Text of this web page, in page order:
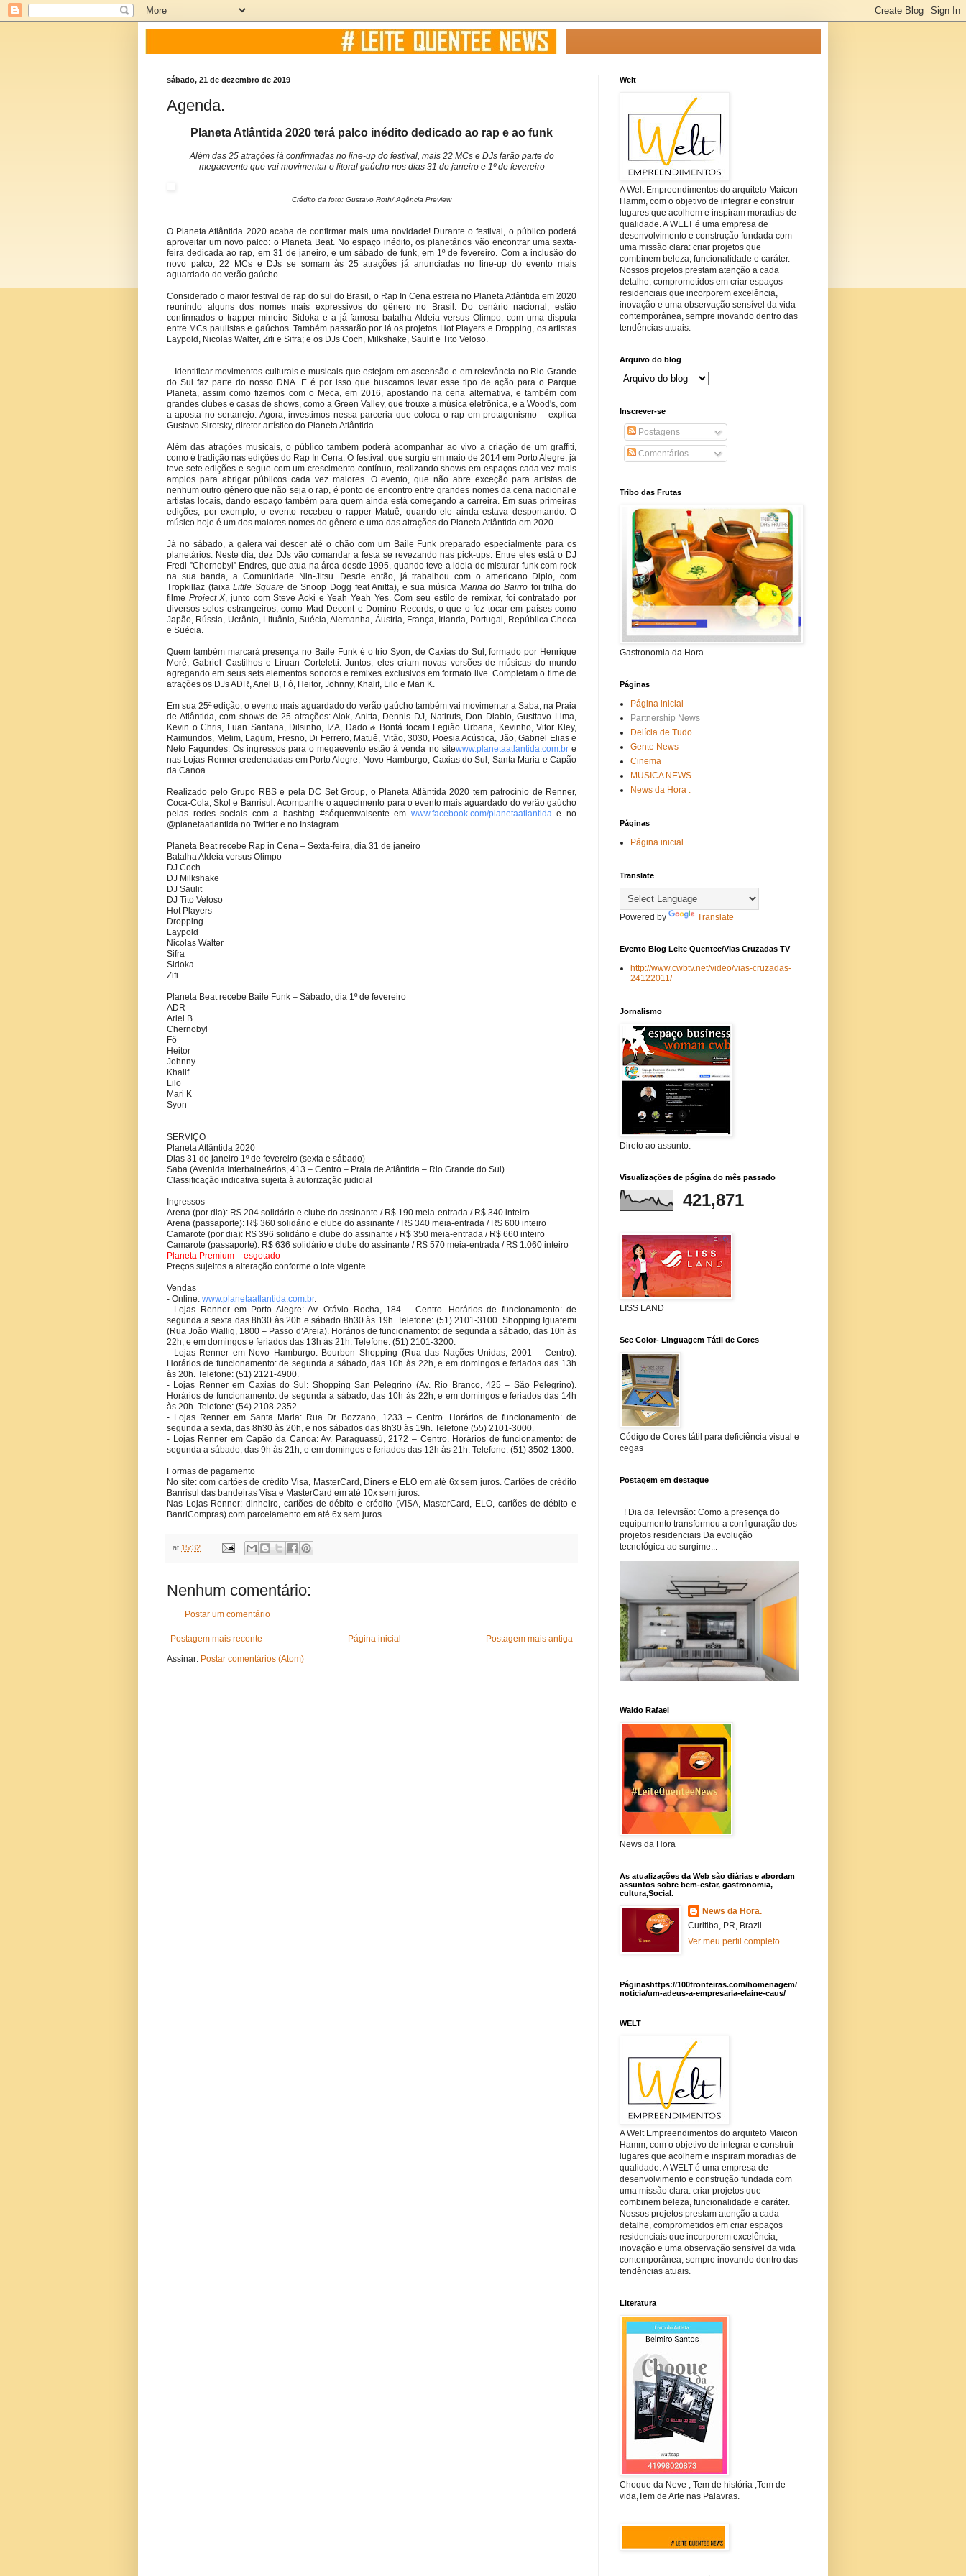
sábado, 21 de dezembro de 2019
Agenda.
Planeta Atlântida 2020 terá palco inédito dedicado ao rap e ao funk
Além das 25 atrações já confirmadas no line-up do festival, mais 22 MCs e DJs farão parte do
megaevento que vai movimentar o litoral gaúcho nos dias 31 de janeiro e 1º de fevereiro
Crédito da foto: Gustavo Roth/ Agência Preview
O Planeta Atlântida 2020 acaba de confirmar mais uma novidade! Durante o festival, o público poderá
aproveitar um novo palco: o Planeta Beat. No espaço inédito, os planetários vão encontrar uma sexta-
feira dedicada ao rap, em 31 de janeiro, e um sábado de funk, em 1º de fevereiro. Com a inclusão do
novo palco, 22 MCs e DJs se somam às 25 atrações já anunciadas no line-up do evento mais
aguardado do verão gaúcho.
Considerado o maior festival de rap do sul do Brasil, o Rap In Cena estreia no Planeta Atlântida em 2020
reunindo alguns dos nomes mais expressivos do gênero no Brasil. Do cenário nacional, estão
confirmados o trapper mineiro Sidoka e a já famosa batalha Aldeia versus Olimpo, com uma disputa
entre MCs paulistas e gaúchos. Também passarão por lá os projetos Hot Players e Dropping, os artistas
Laypold, Nicolas Walter, Zifi e Sifra; e os DJs Coch, Milkshake, Saulit e Tito Veloso.
– Identificar movimentos culturais e musicais que estejam em ascensão e em relevância no Rio Grande
do Sul faz parte do nosso DNA. E é por isso que buscamos levar esse tipo de ação para o Parque
Planeta, assim como fizemos com o Meca, em 2016, apostando na cena alternativa, e também com
grandes clubes e casas de shows, como a Green Valley, que trouxe a música eletrônica, e a Wood's, com
a aposta no sertanejo. Agora, investimos nessa parceria que coloca o rap em protagonismo – explica
Gustavo Sirotsky, diretor artístico do Planeta Atlântida.
Além das atrações musicais, o público também poderá acompanhar ao vivo a criação de um graffiti,
como é tradição nas edições do Rap In Cena. O festival, que surgiu em maio de 2014 em Porto Alegre, já
teve sete edições e segue com um crescimento contínuo, realizando shows em espaços cada vez mais
amplos para abrigar públicos cada vez maiores. O evento, que não abre exceção para artistas de
nenhum outro gênero que não seja o rap, é ponto de encontro entre grandes nomes da cena nacional e
artistas locais, dando espaço também para quem ainda está começando a carreira. Em suas primeiras
edições, por exemplo, o evento recebeu o rapper Matuê, quando ele ainda estava despontando. O
músico hoje é um dos maiores nomes do gênero e uma das atrações do Planeta Atlântida em 2020.
Já no sábado, a galera vai descer até o chão com um Baile Funk preparado especialmente para os
planetários. Neste dia, dez DJs vão comandar a festa se revezando nas pick-ups. Entre eles está o DJ
Fredi ”Chernobyl” Endres, que atua na área desde 1995, quando teve a ideia de misturar funk com rock
na sua banda, a Comunidade Nin-Jitsu. Desde então, já trabalhou com o americano Diplo, com
Tropkillaz (faixaLittle Squarede Snoop Dogg feat Anitta), e sua música Marina do Bairro foi trilha do
filme Project X , junto com Steve Aoki e Yeah Yeah Yes. Com seu estilo de remixar, foi contratado por
diversos selos estrangeiros, como Mad Decent e Domino Records, o que o fez tocar em países como
Japão, Rússia, Ucrânia, Lituânia, Suécia, Alemanha, Áustria, França, Irlanda, Portugal, República Checa
e Suécia.
Quem também marcará presença no Baile Funk é o trio Syon, de Caxias do Sul, formado por Henrique
Moré, Gabriel Castilhos e Liruan Corteletti. Juntos, eles criam novas versões de músicas do mundo
agregando em seus sets elementos sonoros e remixes exclusivos em formato live. Completam o time de
atrações os DJs ADR, Ariel B, Fô, Heitor, Johnny, Khalif, Lilo e Mari K.
Em sua 25ª edição, o evento mais aguardado do verão gaúcho também vai movimentar a Saba, na Praia
de Atlântida, com shows de 25 atrações: Alok, Anitta, Dennis DJ, Natiruts, Don Diablo, Gusttavo Lima,
Kevin o Chris, Luan Santana, Dilsinho, IZA, Dado & Bonfá tocam Legião Urbana, Kevinho, Vitor Kley,
Raimundos, Melim, Lagum, Fresno, Di Ferrero, Matuê, Vitão, 3030, Poesia Acústica, Jão, Gabriel Elias e
Neto Fagundes. Os ingressos para o megaevento estão à venda no sitewww.planetaatlantida.com.bre
nas Lojas Renner credenciadas em Porto Alegre, Novo Hamburgo, Caxias do Sul, Santa Maria e Capão
da Canoa.
Realizado pelo Grupo RBS e pela DC Set Group, o Planeta Atlântida 2020 tem patrocínio de Renner,
Coca-Cola, Skol e Banrisul. Acompanhe o aquecimento para o evento mais aguardado do verão gaúcho
pelas redes sociais com a hashtag #sóquemvaisente em www.facebook.com/planetaatlantida e no
@planetaatlantida no Twitter e no Instagram.
Planeta Beat recebe Rap in Cena – Sexta-feira, dia 31 de janeiro
Batalha Aldeia versus Olimpo
DJ Coch
DJ Milkshake
DJ Saulit
DJ Tito Veloso
Hot Players
Dropping
Laypold
Nicolas Walter
Sifra
Sidoka
Zifi
Planeta Beat recebe Baile Funk – Sábado, dia 1º de fevereiro
ADR
Ariel B
Chernobyl
Fô
Heitor
Johnny
Khalif
Lilo
Mari K
Syon
SERVIÇO
Planeta Atlântida 2020
Dias 31 de janeiro 1º de fevereiro (sexta e sábado)
Saba (Avenida Interbalneários, 413 – Centro – Praia de Atlântida – Rio Grande do Sul)
Classificação indicativa sujeita à autorização judicial
Ingressos
Arena (por dia): R$ 204 solidário e clube do assinante / R$ 190 meia-entrada / R$ 340 inteiro
Arena (passaporte): R$ 360 solidário e clube do assinante / R$ 340 meia-entrada / R$ 600 inteiro
Camarote (por dia): R$ 396 solidário e clube do assinante / R$ 350 meia-entrada / R$ 660 inteiro
Camarote (passaporte): R$ 636 solidário e clube do assinante / R$ 570 meia-entrada / R$ 1.060 inteiro
Planeta Premium – esgotado
Preços sujeitos a alteração conforme o lote vigente
Vendas
- Online: www.planetaatlantida.com.br.
- Lojas Renner em Porto Alegre: Av. Otávio Rocha, 184 – Centro. Horários de funcionamento: de
segunda a sexta das 8h30 às 20h e sábado 8h30 às 19h. Telefone: (51) 2101-3100. Shopping Iguatemi
(Rua João Wallig, 1800 – Passo d’Areia). Horários de funcionamento: de segunda a sábado, das 10h às
22h, e em domingos e feriados das 13h às 21h. Telefone: (51) 2101-3200.
- Lojas Renner em Novo Hamburgo: Bourbon Shopping (Rua das Nações Unidas, 2001 – Centro).
Horários de funcionamento: de segunda a sábado, das 10h às 22h, e em domingos e feriados das 13h
às 20h. Telefone: (51) 2121-4900.
- Lojas Renner em Caxias do Sul: Shopping San Pelegrino (Av. Rio Branco, 425 – São Pelegrino).
Horários de funcionamento: de segunda a sábado, das 10h às 22h, e em domingos e feriados das 14h
às 20h. Telefone: (54) 2108-2352.
- Lojas Renner em Santa Maria: Rua Dr. Bozzano, 1233 – Centro. Horários de funcionamento: de
segunda a sexta, das 8h30 às 20h, e nos sábados das 8h30 às 19h. Telefone (55) 2101-3000.
- Lojas Renner em Capão da Canoa: Av. Paraguassú, 2172 – Centro. Horários de funcionamento: de
segunda a sábado, das 9h às 21h, e em domingos e feriados das 12h às 21h. Telefone: (51) 3502-1300.
Formas de pagamento
No site: com cartões de crédito Visa, MasterCard, Diners e ELO em até 6x sem juros. Cartões de crédito
Banrisul das bandeiras Visa e MasterCard em até 10x sem juros.
Nas Lojas Renner: dinheiro, cartões de débito e crédito (VISA, MasterCard, ELO, cartões de débito e
BanriCompras) com parcelamento em até 6x sem juros
at 15:32
Nenhum comentário:
Postar um comentário
Postagem mais recente Postagem mais antiga
Página inicial
Assinar: Postar comentários (Atom)
Welt
A Welt Empreendimentos do arquiteto Maicon
Hamm, com o objetivo de integrar e construir
lugares que acolhem e inspiram moradias de
qualidade. A WELT é uma empresa de
desenvolvimento e construção fundada com
uma missão clara: criar projetos que
combinem beleza, funcionalidade e caráter.
Nossos projetos prestam atenção a cada
detalhe, comprometidos em criar espaços
residenciais que incorporem excelência,
inovação e uma observação sensível da vida
contemporânea, sempre inovando dentro das
tendências atuais.
Arquivo do blog
Inscrever-se
Postagens
Comentários
Tribo das Frutas
Gastronomia da Hora.
Páginas
Página inicial
Partnership News
Delícia de Tudo
Gente News
Cinema
MUSICA NEWS
News da Hora .
Páginas
Página inicial
Translate
Powered by Translate
Evento Blog Leite Quentee/Vias Cruzadas TV
http://www.cwbtv.net/video/vias-cruzadas-
24122011/
Jornalismo
Direto ao assunto.
Visualizações de página do mês passado
421,871
LISS LAND
See Color- Linguagem Tátil de Cores
Código de Cores tátil para deficiência visual e
cegas
Postagem em destaque
! Dia da Televisão: Como a presença do
equipamento transformou a configuração dos
projetos residenciais Da evolução
tecnológica ao surgime...
Waldo Rafael
News da Hora
As atualizações da Web são diárias e abordam
assuntos sobre bem-estar, gastronomia,
cultura,Social.
News da Hora.
Curitiba, PR, Brazil
Ver meu perfil completo
Páginashttps://100fronteiras.com/homenagem/
noticia/um-adeus-a-empresaria-elaine-caus/
WELT
A Welt Empreendimentos do arquiteto Maicon
Hamm, com o objetivo de integrar e construir
lugares que acolhem e inspiram moradias de
qualidade. A WELT é uma empresa de
desenvolvimento e construção fundada com
uma missão clara: criar projetos que
combinem beleza, funcionalidade e caráter.
Nossos projetos prestam atenção a cada
detalhe, comprometidos em criar espaços
residenciais que incorporem excelência,
inovação e uma observação sensível da vida
contemporânea, sempre inovando dentro das
tendências atuais.
Literatura
Choque da Neve , Tem de história ,Tem de
vida,Tem de Arte nas Palavras.